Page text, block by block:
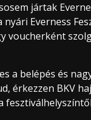
jártak
Everness
a belépés és
érkezzen BKV